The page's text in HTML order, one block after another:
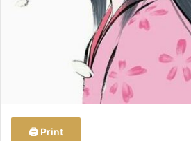
Print 🖨